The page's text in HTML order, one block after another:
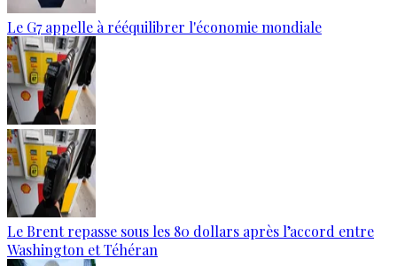
Le G7 appelle à rééquilibrer l'économie mondiale
Le Brent repasse sous les 80 dollars après l’accord entre
Washington et Téhéran